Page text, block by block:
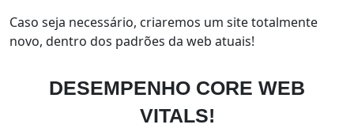
Caso seja necessário, criaremos um site totalmente
novo, dentro dos padrões da web atuais!
DESEMPENHO CORE WEB
VITALS!